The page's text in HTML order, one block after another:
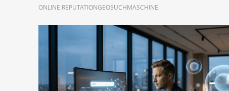
ONLINE REPUTATIONGEOSUCHMASCHINE